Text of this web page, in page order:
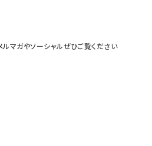
マガやソーシャルぜひご覧ください